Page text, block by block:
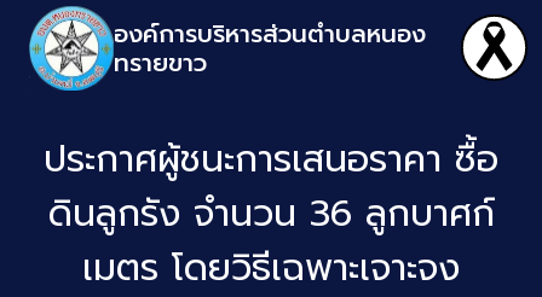
องค์การบริหารส่วนตำบลหนอง
ทรายขาว
ประกาศผู้ชนะการเสนอราคา ซื้อ
ดินลูกรัง จำนวน 36 ลูกบาศก์
เมตร โดยวิธีเฉพาะเจาะจง